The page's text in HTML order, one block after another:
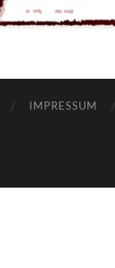
IMPRESSUM